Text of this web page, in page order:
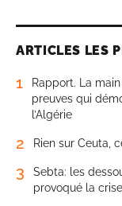
ARTICLES LES
1
Rapport. La
preuves qui
l’Algérie
2 Rien sur Ceuta,
3
Sebta: les
provoqué la